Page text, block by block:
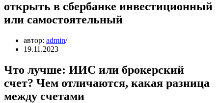
открыть в сбербанке инвестиционный
или самостоятельный
автор: admin
19.11.2023
Что лучше: ИИС или брокерский
счет? Чем отличаются, какая разница
между счетами